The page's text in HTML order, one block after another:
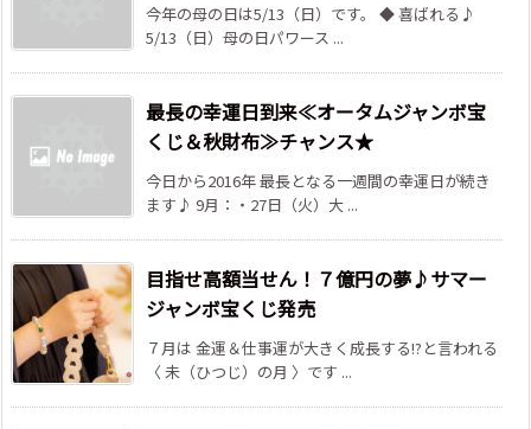
今年の母の日は5/13（日）です。 ◆ 喜ばれる♪
5/13（日）母の日パワース ...
最長の幸運日到来≪オータムジャンボ宝
くじ＆秋財布≫チャンス★
今日から2016年 最長となる一週間の幸運日が続き
ます♪ 9月：・27日（火）大 ...
目指せ高額当せん！７億円の夢♪サマー
ジャンボ宝くじ発売
７月は 金運＆仕事運が大きく成長する!?と言われる
〈 未（ひつじ）の月 〉です ...